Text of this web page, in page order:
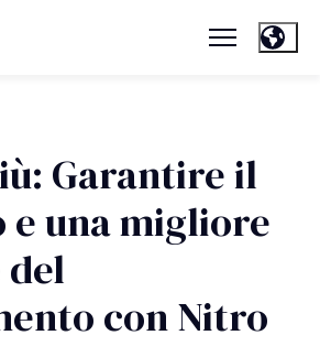
Garantire il
e una migliore
del
con Nitro